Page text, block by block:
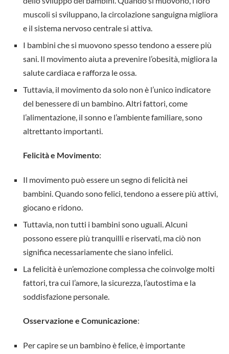
muscoli si sviluppano, la circolazione sanguigna migliora
e il sistema nervoso centrale si attiva.
I bambini che si muovono spesso tendono a essere più
sani. Il movimento aiuta a prevenire l’obesità, migliora la
salute cardiaca e rafforza le ossa.
Tuttavia, il movimento da solo non è l’unico indicatore
del benessere di un bambino. Altri fattori, come
l’alimentazione, il sonno e l’ambiente familiare, sono
altrettanto importanti.
Felicità e Movimento:
Il movimento può essere un segno di felicità nei
bambini. Quando sono felici, tendono a essere più attivi,
giocano e ridono.
Tuttavia, non tutti i bambini sono uguali. Alcuni
possono essere più tranquilli e riservati, ma ciò non
significa necessariamente che siano infelici.
La felicità è un’emozione complessa che coinvolge molti
fattori, tra cui l’amore, la sicurezza, l’autostima e la
soddisfazione personale.
Osservazione e Comunicazione:
Per capire se un bambino è felice, è importante